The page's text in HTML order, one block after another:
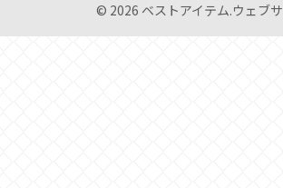
© 2026 ベストアイテム.ウェブ